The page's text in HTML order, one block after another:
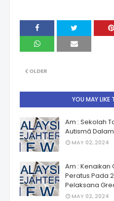
OLDER
YOU MAY LIKE
Am : Sekolah
Autismâ
MAY 02, 2024
Am : Kenaikan
Peratus Pada
Pelaksana
MAY 02, 2024